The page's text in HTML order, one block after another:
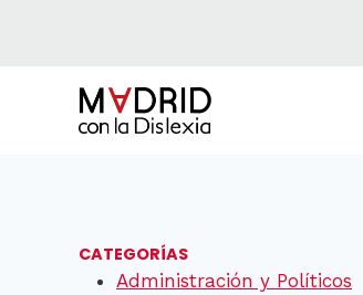
CATEGORÍAS
Administración y Políticos